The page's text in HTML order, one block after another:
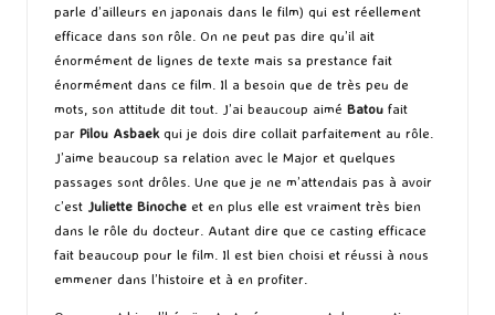
parle d’ailleurs en japonais dans le film) qui est réellement
efficace dans son rôle. On ne peut pas dire qu’il ait
énormément de lignes de texte mais sa prestance fait
énormément dans ce film. Il a besoin que de très peu de
mots, son attitude dit tout. J’ai beaucoup aimé Batou fait
par Pilou Asbaek qui je dois dire collait parfaitement au rôle.
J’aime beaucoup sa relation avec le Major et quelques
passages sont drôles. Une que je ne m’attendais pas à avoir
c’est Juliette Binoche et en plus elle est vraiment très bien
dans le rôle du docteur. Autant dire que ce casting efficace
fait beaucoup pour le film. Il est bien choisi et réussi à nous
emmener dans l’histoire et à en profiter.